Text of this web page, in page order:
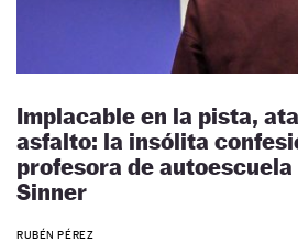
Implacable en la pista,
asfalto: la insólita
profesora de
Sinner
RUBÉN PÉREZ